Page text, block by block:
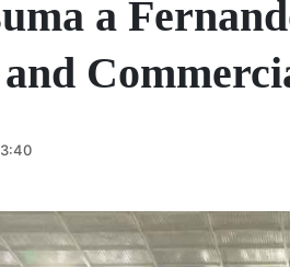
a